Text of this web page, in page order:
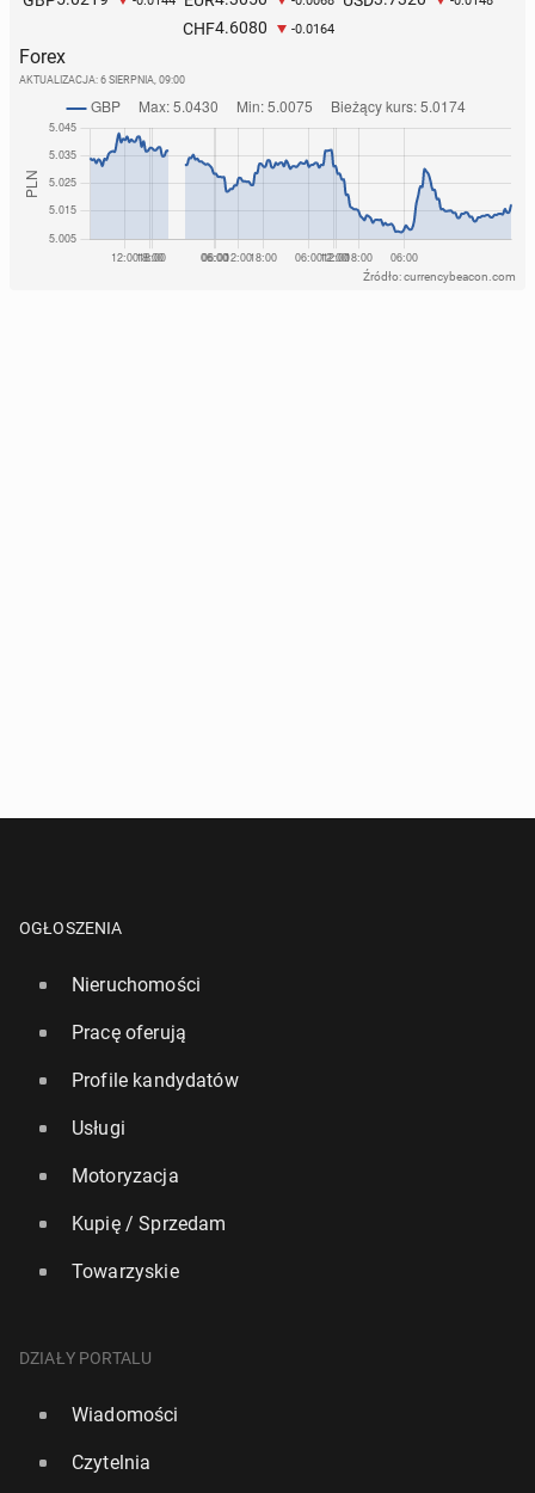
CHF4.6080 -0.0164
Forex
AKTUALIZACJA: 6 SIERPNIA, 09:00
Źródło: currencybeacon.com
OGŁOSZENIA
Nieruchomości
Pracę oferują
Profile kandydatów
Usługi
Motoryzacja
Kupię / Sprzedam
Towarzyskie
DZIAŁY PORTALU
Wiadomości
Czytelnia